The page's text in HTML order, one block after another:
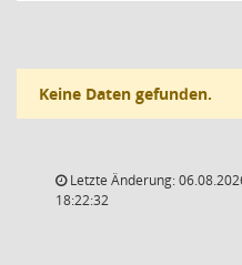
Keine Daten gefunden.
Letzte Änderung:
18:22:32